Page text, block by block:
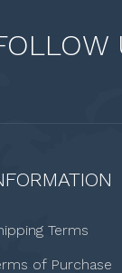
Terms
of Purchase